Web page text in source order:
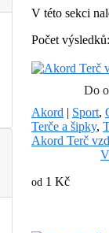
V této sekci
Počet výsledků:
Do
Akord | Sport,
Terče a šipky,
Akord Terč
od 1 Kč